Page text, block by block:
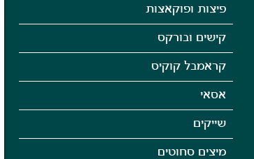
פיצות ופוקאצות
קישים ובורקס
קראמבל קוקיס
אסאי
שייקים
מיצים סחוטים